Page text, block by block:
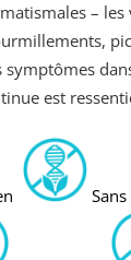
– les
symptômes
est